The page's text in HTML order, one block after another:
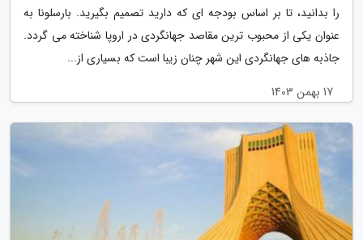
را بدانید، تا بر اساس بودجه ای که دارید تصمیم بگیرید. بارسلونا به
عنوان یکی از محبوب ترین مقاصد جهانگردی در اروپا شناخته می گردد.
جاذبه های جهانگردی این شهر چنان زیبا است که بسیاری از...
17 بهمن 1403